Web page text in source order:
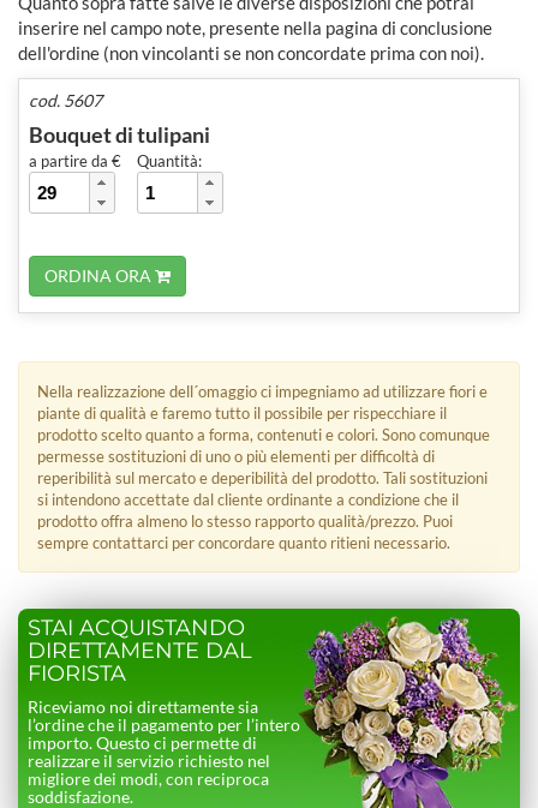
inserire nel campo note, presente nella pagina di conclusione
dell'ordine (non vincolanti se non concordate prima con noi).
cod. 5607
Bouquet di tulipani
a partire da € Quantità:
ORDINA ORA
Nella realizzazione dell´omaggio ci impegniamo ad utilizzare fiori e
piante di qualità e faremo tutto il possibile per rispecchiare il
prodotto scelto quanto a forma, contenuti e colori. Sono comunque
permesse sostituzioni di uno o più elementi per difficoltà di
reperibilità sul mercato e deperibilità del prodotto. Tali sostituzioni
si intendono accettate dal cliente ordinante a condizione che il
prodotto offra almeno lo stesso rapporto qualità/prezzo. Puoi
sempre contattarci per concordare quanto ritieni necessario.
STAI ACQUISTANDO
DIRETTAMENTE DAL
FIORISTA
Riceviamo noi direttamente sia
l’ordine che il pagamento per l’intero
importo. Questo ci permette di
realizzare il servizio richiesto nel
migliore dei modi, con reciproca
soddisfazione.